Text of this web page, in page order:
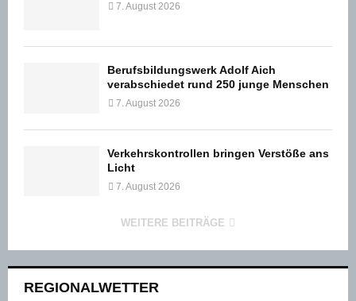
7. August 2026
Berufsbildungswerk Adolf Aich
verabschiedet rund 250 junge Menschen
7. August 2026
Verkehrskontrollen bringen Verstöße ans
Licht
7. August 2026
WEITERE BEITRÄGE
REGIONALWETTER